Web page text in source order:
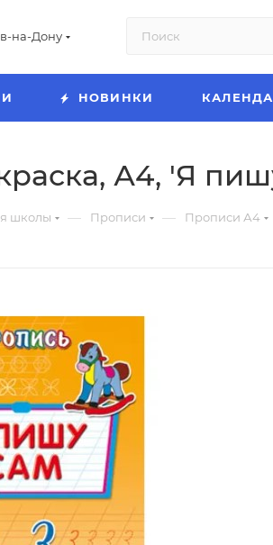
на-Дону
НОВИНКИ
А4, 'Я
школы — Прописи — Прописи А4